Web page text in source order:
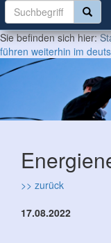
Sie befinden sich hier:
führen weiterhin im
>> zurück
17.08.2022